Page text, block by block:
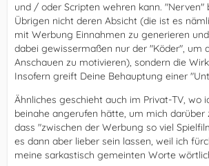
und / oder Scripten wehren kann. "Nerven"
Übrigen nicht deren Absicht (die ist es
mit Werbung Einnahmen zu generieren
dabei gewissermaßen nur der "Köder", um
Anschauen zu motivieren), sondern die
Insofern greift Deine Behauptung einer
Ähnliches geschieht auch im Privat-TV, wo
beinahe angerufen hätte, um mich darüber
dass "zwischen der Werbung so viel
es dann aber lieber sein lassen, weil ich
meine sarkastisch gemeinten Worte